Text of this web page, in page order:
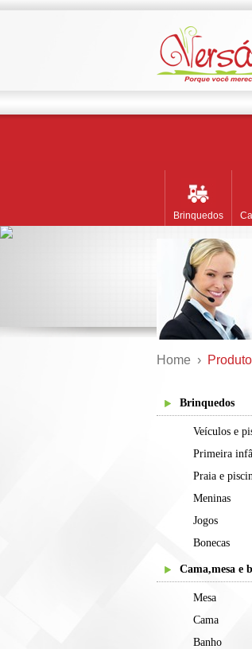
Brinquedos
Home ›
Brinquedos
Veículos e
Primeira
Praia e
Meninas
Jogos
Bonecas
Cama,mesa e
Mesa
Cama
Banho